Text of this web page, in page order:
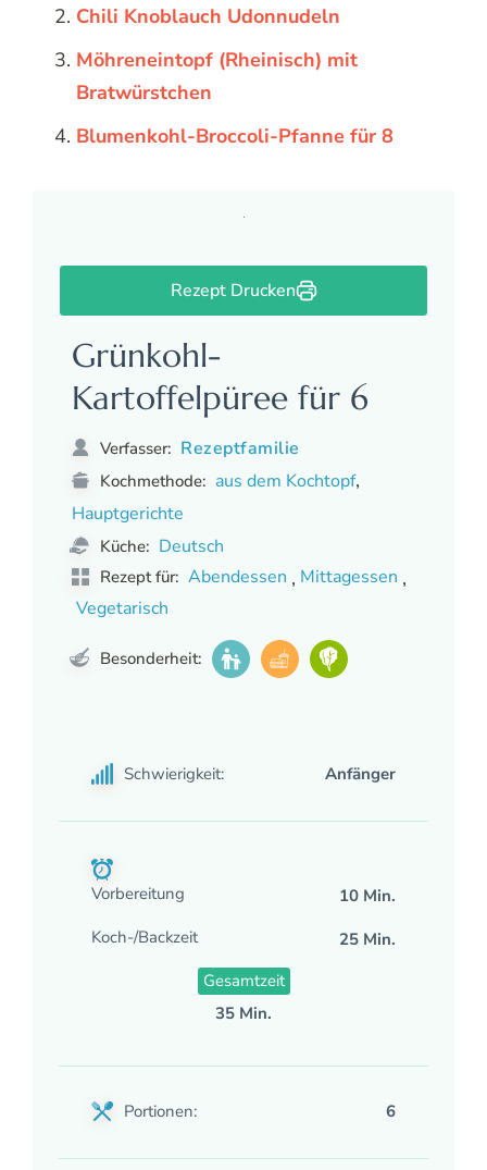
Chili Knoblauch Udonnudeln
Möhreneintopf (Rheinisch) mit
Bratwürstchen
Blumenkohl-Broccoli-Pfanne für 8
Rezept Drucken
Grünkohl-
Kartoffelpüree für 6
Verfasser: Rezeptfamilie
Kochmethode: aus dem Kochtopf,
Hauptgerichte
Küche: Deutsch
Rezept für: Abendessen , Mittagessen ,
Vegetarisch
Besonderheit:
Schwierigkeit: Anfänger
Vorbereitung
10 Min.
Koch-/Backzeit
25 Min.
Gesamtzeit
35 Min.
Portionen: 6